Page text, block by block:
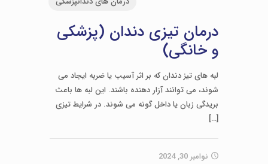
درمان تیزی دندان (پزشکی
و خانگی)
لبه های تیز دندان که بر اثر آسیب یا ضربه ایجاد می
شوند، می توانند آزار دهنده باشند. این لبه ها باعث
بریدگی زبان یا داخل گونه می شوند. در شرایط تیزی
[…]
نوامبر 30, 2024